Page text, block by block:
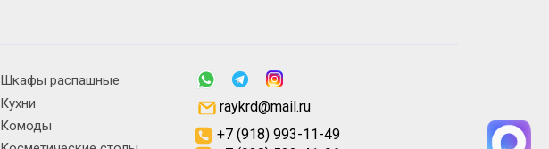
Шкафы распашные
Кухни
Комоды
+7 (918) 993-11-49
raykrd@mail.ru